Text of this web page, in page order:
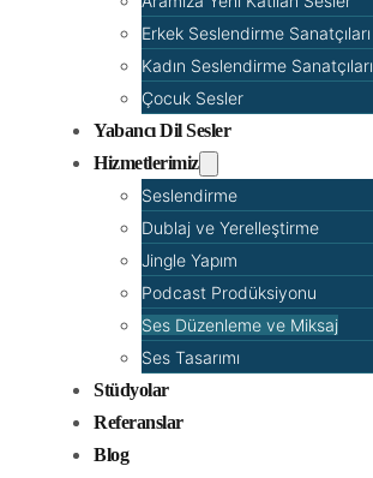
Erkek Seslendirme Sanatçıları
Kadın Seslendirme Sanatçıları
Çocuk Sesler
Yabancı Dil Sesler
Hizmetlerimiz
Seslendirme
Dublaj ve Yerelleştirme
Jingle Yapım
Podcast Prodüksiyonu
Ses Düzenleme ve Miksaj
Ses Tasarımı
Stüdyolar
Referanslar
Blog